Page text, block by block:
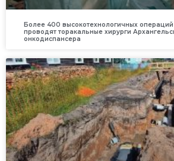
Более 400 высокотехнологичных
проводят торакальные хирурги
онкодиспансера